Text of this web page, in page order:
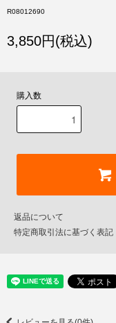
R08012690
3,850円(税込)
購入数
返品について
特定商取引法に基づく表記